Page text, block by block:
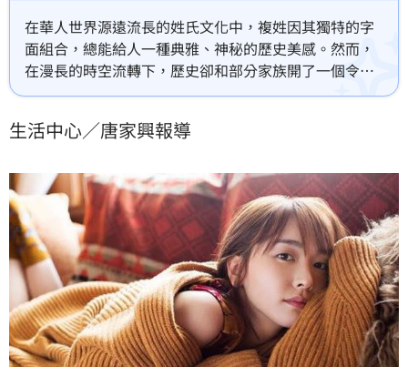
在華人世界源遠流長的姓氏文化中，複姓因其獨特的字
面組合，總能給人一種典雅、神秘的歷史美感。然而，
在漫長的時空流轉下，歷史卻和部分家族開了一個令人
啼笑皆非的玩笑，網路上經常熱議中國無奈的三個復
讓流著正統華夏血脈的後代子孫，在日常生活中平添了
生活中心／唐家興報導